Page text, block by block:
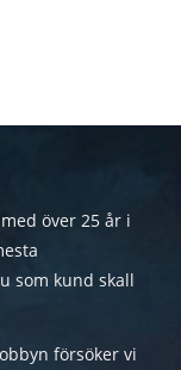
över 25 år i
som kund skall
försöker vi